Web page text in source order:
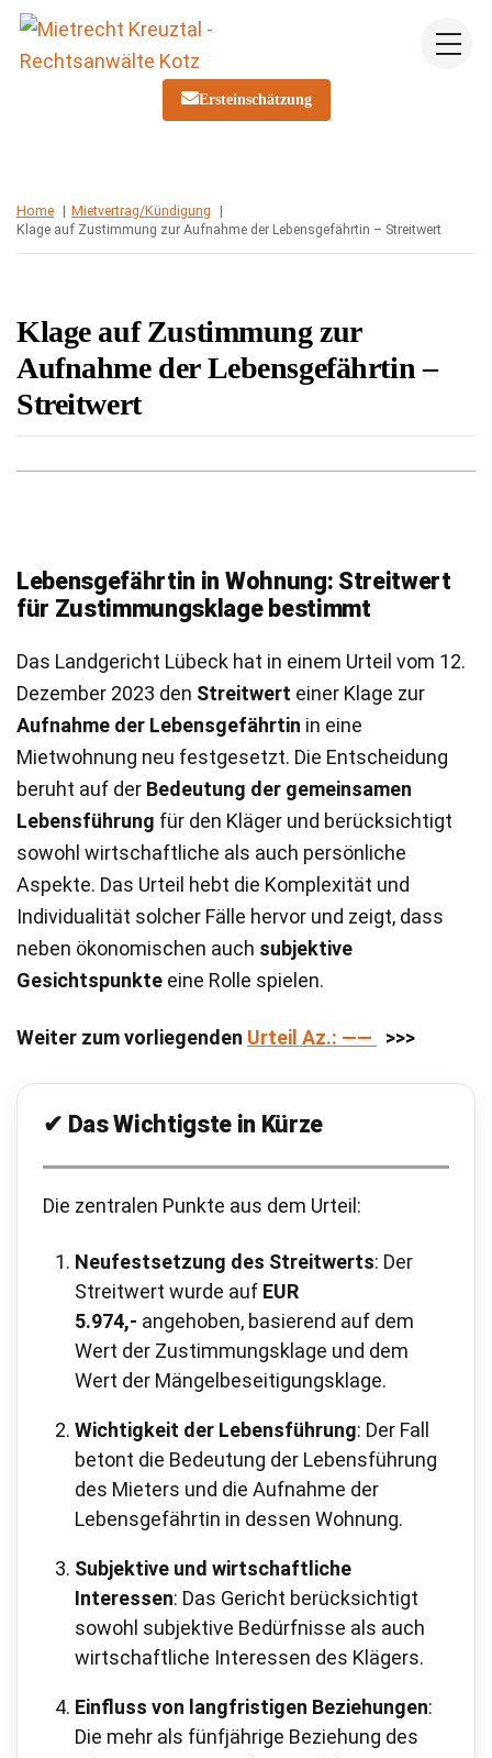
Skip
Ersteinschätzung
Home
Mietvertrag/Kündigung
Klage auf Zustimmung zur Aufnahme der Lebensgefährtin – Streitwert
Klage auf Zustimmung zur
Aufnahme der Lebensgefährtin –
Streitwert
Lebensgefährtin in Wohnung: Streitwert
für Zustimmungsklage bestimmt
Das Landgericht Lübeck hat in einem Urteil vom 12.
Dezember 2023 den Streitwert einer Klage zur
Aufnahme der Lebensgefährtin in eine
Mietwohnung neu festgesetzt. Die Entscheidung
beruht auf der Bedeutung der gemeinsamen
Lebensführung für den Kläger und berücksichtigt
sowohl wirtschaftliche als auch persönliche
Aspekte. Das Urteil hebt die Komplexität und
Individualität solcher Fälle hervor und zeigt, dass
neben ökonomischen auch subjektive
Gesichtspunkte eine Rolle spielen.
Weiter zum vorliegenden Urteil Az.: —— >>>
✔ Das Wichtigste in Kürze
Die zentralen Punkte aus dem Urteil:
Neufestsetzung des Streitwerts: Der
Streitwert wurde auf EUR
5.974,- angehoben, basierend auf dem
Wert der Zustimmungsklage und dem
Wert der Mängelbeseitigungsklage.
Wichtigkeit der Lebensführung: Der Fall
betont die Bedeutung der Lebensführung
des Mieters und die Aufnahme der
Lebensgefährtin in dessen Wohnung.
Subjektive und wirtschaftliche
Interessen: Das Gericht berücksichtigt
sowohl subjektive Bedürfnisse als auch
wirtschaftliche Interessen des Klägers.
Einfluss von langfristigen Beziehungen:
Die mehr als fünfjährige Beziehung des